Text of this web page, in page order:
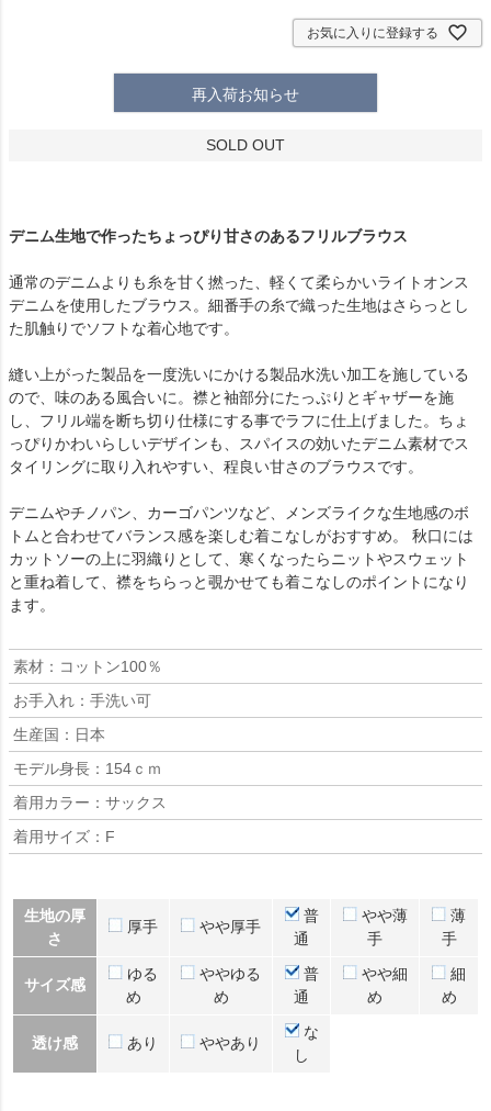
お気に入りに登録する
再入荷お知らせ
SOLD OUT
デニム生地で作ったちょっぴり甘さのあるフリルブラウス
通常のデニムよりも糸を甘く撚った、軽くて柔らかいライトオンス
デニムを使用したブラウス。細番手の糸で織った生地はさらっとし
た肌触りでソフトな着心地です。
縫い上がった製品を一度洗いにかける製品水洗い加工を施している
ので、味のある風合いに。襟と袖部分にたっぷりとギャザーを施
し、フリル端を断ち切り仕様にする事でラフに仕上げました。ちょ
っぴりかわいらしいデザインも、スパイスの効いたデニム素材でス
タイリングに取り入れやすい、程良い甘さのブラウスです。
デニムやチノパン、カーゴパンツなど、メンズライクな生地感のボ
トムと合わせてバランス感を楽しむ着こなしがおすすめ。 秋口には
カットソーの上に羽織りとして、寒くなったらニットやスウェット
と重ね着して、襟をちらっと覗かせても着こなしのポイントになり
ます。
素材：コットン100％
お手入れ：手洗い可
生産国：日本
モデル身長：154ｃｍ
着用カラー：サックス
着用サイズ：F
生地の厚
さ
厚手 やや厚手
普
通
やや薄
手
薄
手
サイズ感
ゆる
め
ややゆる
め
普
通
やや細
め
細
め
透け感 あり ややあり
な
し